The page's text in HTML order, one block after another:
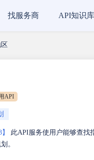
API
此API服务使用户能够查找
。
找服务商 API知识库